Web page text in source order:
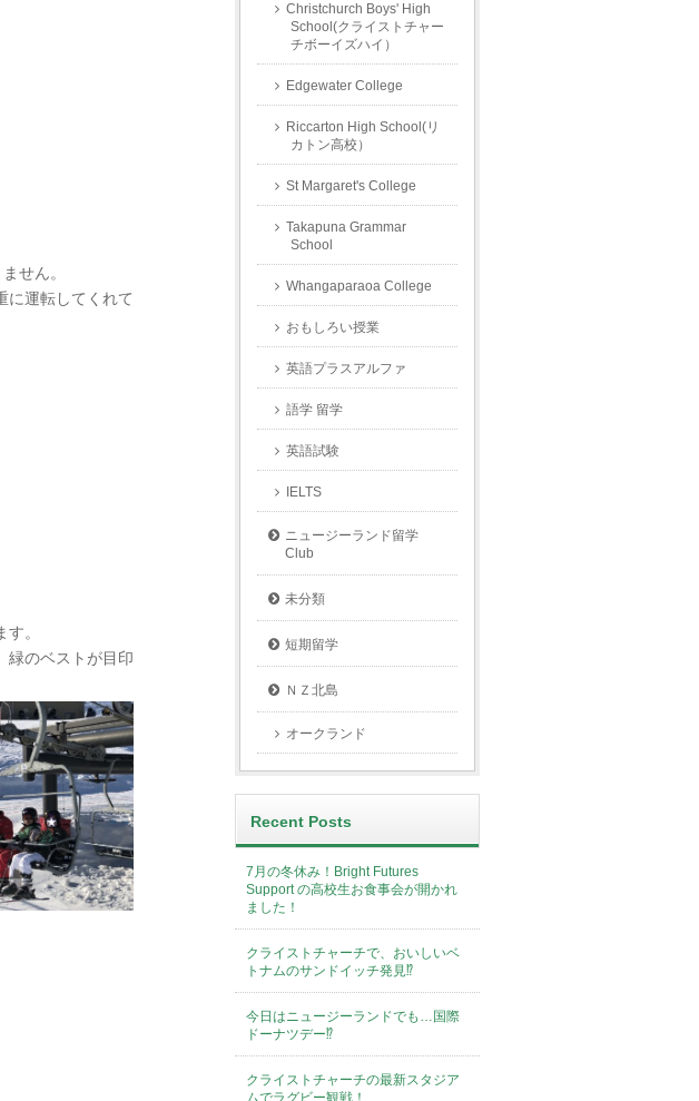
せん。
に運転してくれて
。
緑のベストが目印
Christchurch Boys' High
School(クライストチャー
チボーイズハイ）
Edgewater College
Riccarton High School(リ
カトン高校）
St Margaret's College
Takapuna Grammar
School
Whangaparaoa College
おもしろい授業
英語プラスアルファ
語学 留学
英語試験
IELTS
ニュージーランド留学
Club
未分類
短期留学
ＮＺ北島
オークランド
Recent Posts
7月の冬休み！Bright Futures
Support の高校生お食事会が開かれ
ました！
クライストチャーチで、おいしいベ
トナムのサンドイッチ発見⁉︎
今日はニュージーランドでも…国際
ドーナツデー⁉︎
クライストチャーチの最新スタジア
ムでラグビー観戦！